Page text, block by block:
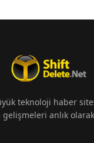
teknoloji haber
anlık